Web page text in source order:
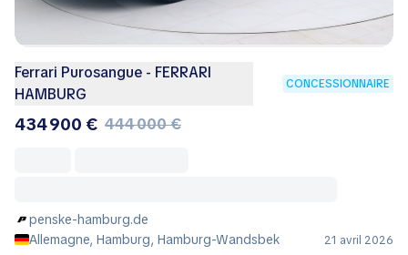
Ferrari Purosangue - FERRARI
HAMBURG
CONCESSIONNAIRE
434 900 € 444 000 €
penske-hamburg.de
Allemagne, Hamburg, Hamburg-Wandsbek
21 avril 2026